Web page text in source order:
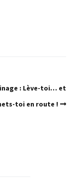
: Lève-toi… et
toi en route !